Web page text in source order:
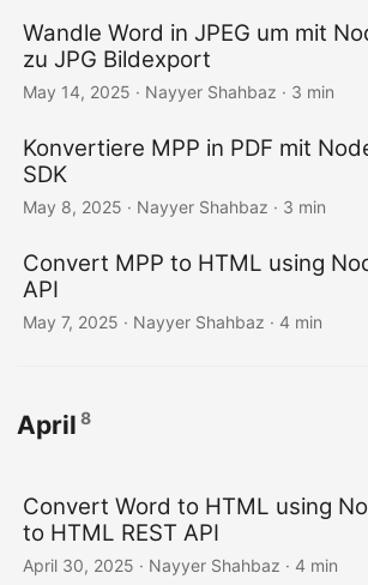
Wandle Word in JPEG um mit
zu JPG Bildexport
May 14, 2025 · Nayyer Shahbaz · 3 min
Konvertiere MPP in PDF mit
SDK
May 8, 2025 · Nayyer Shahbaz · 3 min
Convert MPP to HTML using
API
May 7, 2025 · Nayyer Shahbaz · 4 min
April 8
Convert Word to HTML using
to HTML REST API
April 30, 2025 · Nayyer Shahbaz · 4 min